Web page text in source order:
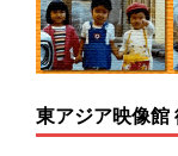
東アジア映像館